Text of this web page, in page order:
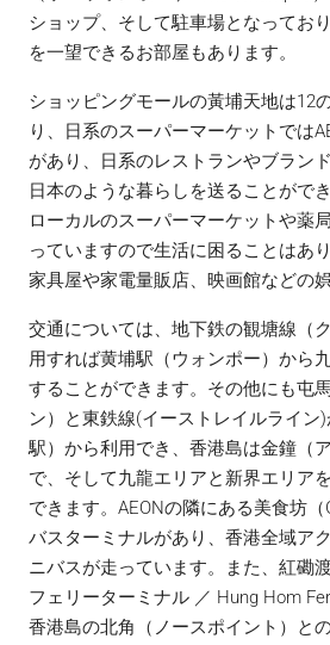
ショップ、そして駐車場となってお
を一望できるお部屋もあります。
ショッピングモールの黃埔天地は12
り、日系のスーパーマーケットでは
があり、日系のレストランやブラン
日本のような暮らしを送ることがで
ローカルのスーパーマーケットや薬
っていますので生活に困ることはあ
家具屋や家電量販店、映画館などの
交通については、地下鉄の観塘線（
用すれば黄埔駅（ウォンポー）から
することができます。その他にも屯
ン）と東鉄線(イーストレイルライン
駅）から利用でき、香港島は金鐘（
で、そして九龍エリアと新界エリア
できます。AEONの隣にある美食坊
バスターミナルがあり、香港全域ア
ニバスが走っています。また、紅磡
フェリーターミナル ／ Hung Hom
香港島の北角（ノースポイント）と